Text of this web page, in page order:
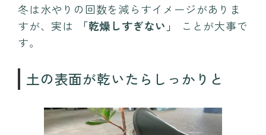
冬は水やりの回数を減らすイメージがありま
すが、実は
「乾燥しすぎない」
ことが大事で
す。
土の表面が乾いたらしっかりと